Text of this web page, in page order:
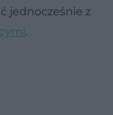
jednocześnie z
.